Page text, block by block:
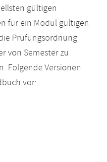
gültigen
für ein Modul gültigen
Prüfungsordnung
von Semester zu
Folgende Versionen
vor: